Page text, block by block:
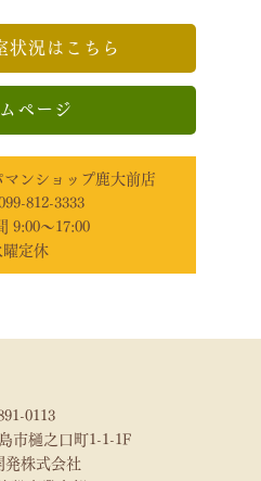
状況はこちら
ページ
ンショップ鹿大前店
812-3333
9:00～17:00
曜定休
0113
市樋之口町1-1-1F
発株式会社